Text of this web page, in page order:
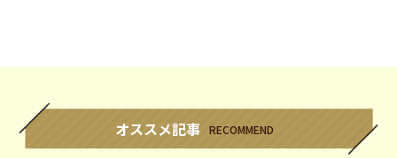
オススメ記事 RECOMMEND